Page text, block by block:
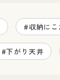
#収納にこ
#下がり天井